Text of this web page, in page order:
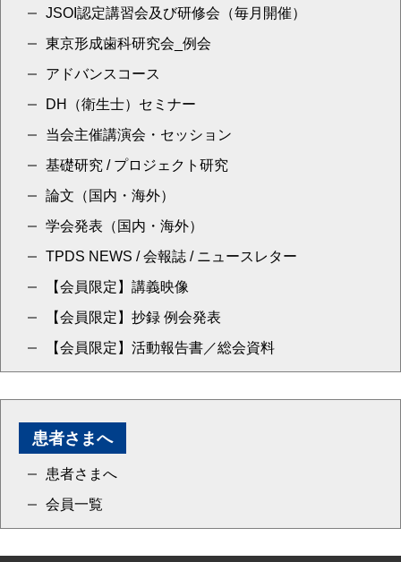
JSOI認定講習会及び研修会（毎月開催）
東京形成歯科研究会_例会
アドバンスコース
DH（衛生士）セミナー
当会主催講演会・セッション
基礎研究 / プロジェクト研究
論文（国内・海外）
学会発表（国内・海外）
TPDS NEWS / 会報誌 / ニュースレター
【会員限定】講義映像
【会員限定】抄録 例会発表
【会員限定】活動報告書／総会資料
患者さまへ
患者さまへ
会員一覧